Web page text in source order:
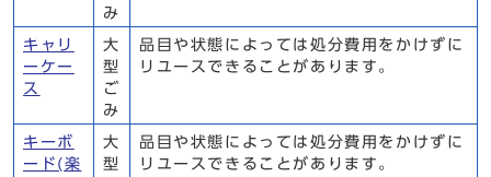
み
キャリ
ーケー
ス
大
型
ご
み
品目や状態によっては処分費用をかけずに
リユースできることがあります。
キーボ
ード(楽
大
型
品目や状態によっては処分費用をかけずに
リユースできることがあります。